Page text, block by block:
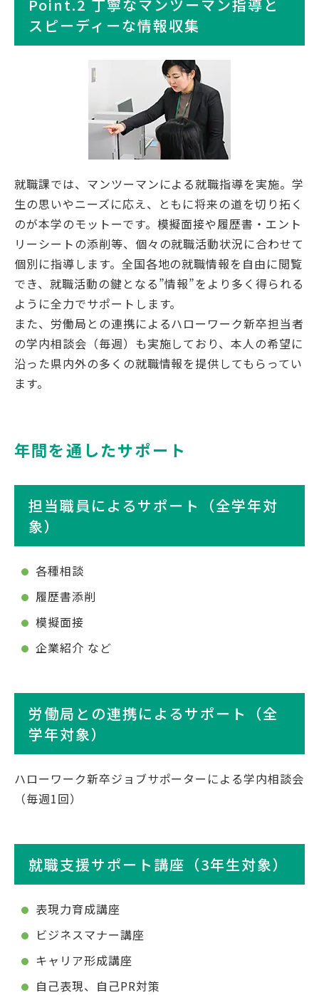
Point.2 丁寧なマンツーマン指導と
スピーディーな情報収集
就職課では、マンツーマンによる就職指導を実施。学
生の思いやニーズに応え、ともに将来の道を切り拓く
のが本学のモットーです。模擬面接や履歴書・エント
リーシートの添削等、個々の就職活動状況に合わせて
個別に指導します。全国各地の就職情報を自由に閲覧
でき、就職活動の鍵となる”情報”をより多く得られる
ように全力でサポートします。
また、労働局との連携によるハローワーク新卒担当者
の学内相談会（毎週）も実施しており、本人の希望に
沿った県内外の多くの就職情報を提供してもらってい
ます。
年間を通したサポート
担当職員によるサポート（全学年対
象）
各種相談
履歴書添削
模擬面接
企業紹介 など
労働局との連携によるサポート（全
学年対象）
ハローワーク新卒ジョブサポーターによる学内相談会
（毎週1回）
就職支援サポート講座（3年生対象）
表現力育成講座
ビジネスマナー講座
キャリア形成講座
自己表現、自己PR対策